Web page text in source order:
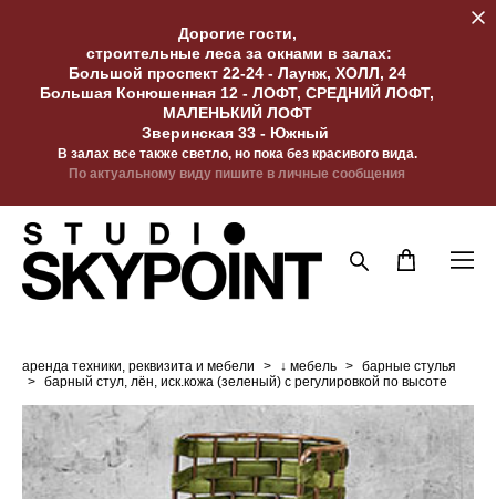
Дорогие гости,
строительные леса за окнами в залах:
Большой проспект 22-24 - Лаунж, ХОЛЛ, 24
Большая Конюшенная 12 - ЛОФТ, СРЕДНИЙ ЛОФТ,
МАЛЕНЬКИЙ ЛОФТ
Зверинская 33 - Южный
В залах все также светло, но пока без красивого вида.
По актуальному виду пишите в личные сообщения
аренда техники, реквизита и мебели > ↓ мебель > барные стулья
> барный стул, лён, иск.кожа (зеленый) с регулировкой по высоте